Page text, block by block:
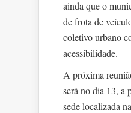
ainda que o
de frota de
coletivo urbano
acessibilidade.
A próxima
será no dia 13, a
sede localizada